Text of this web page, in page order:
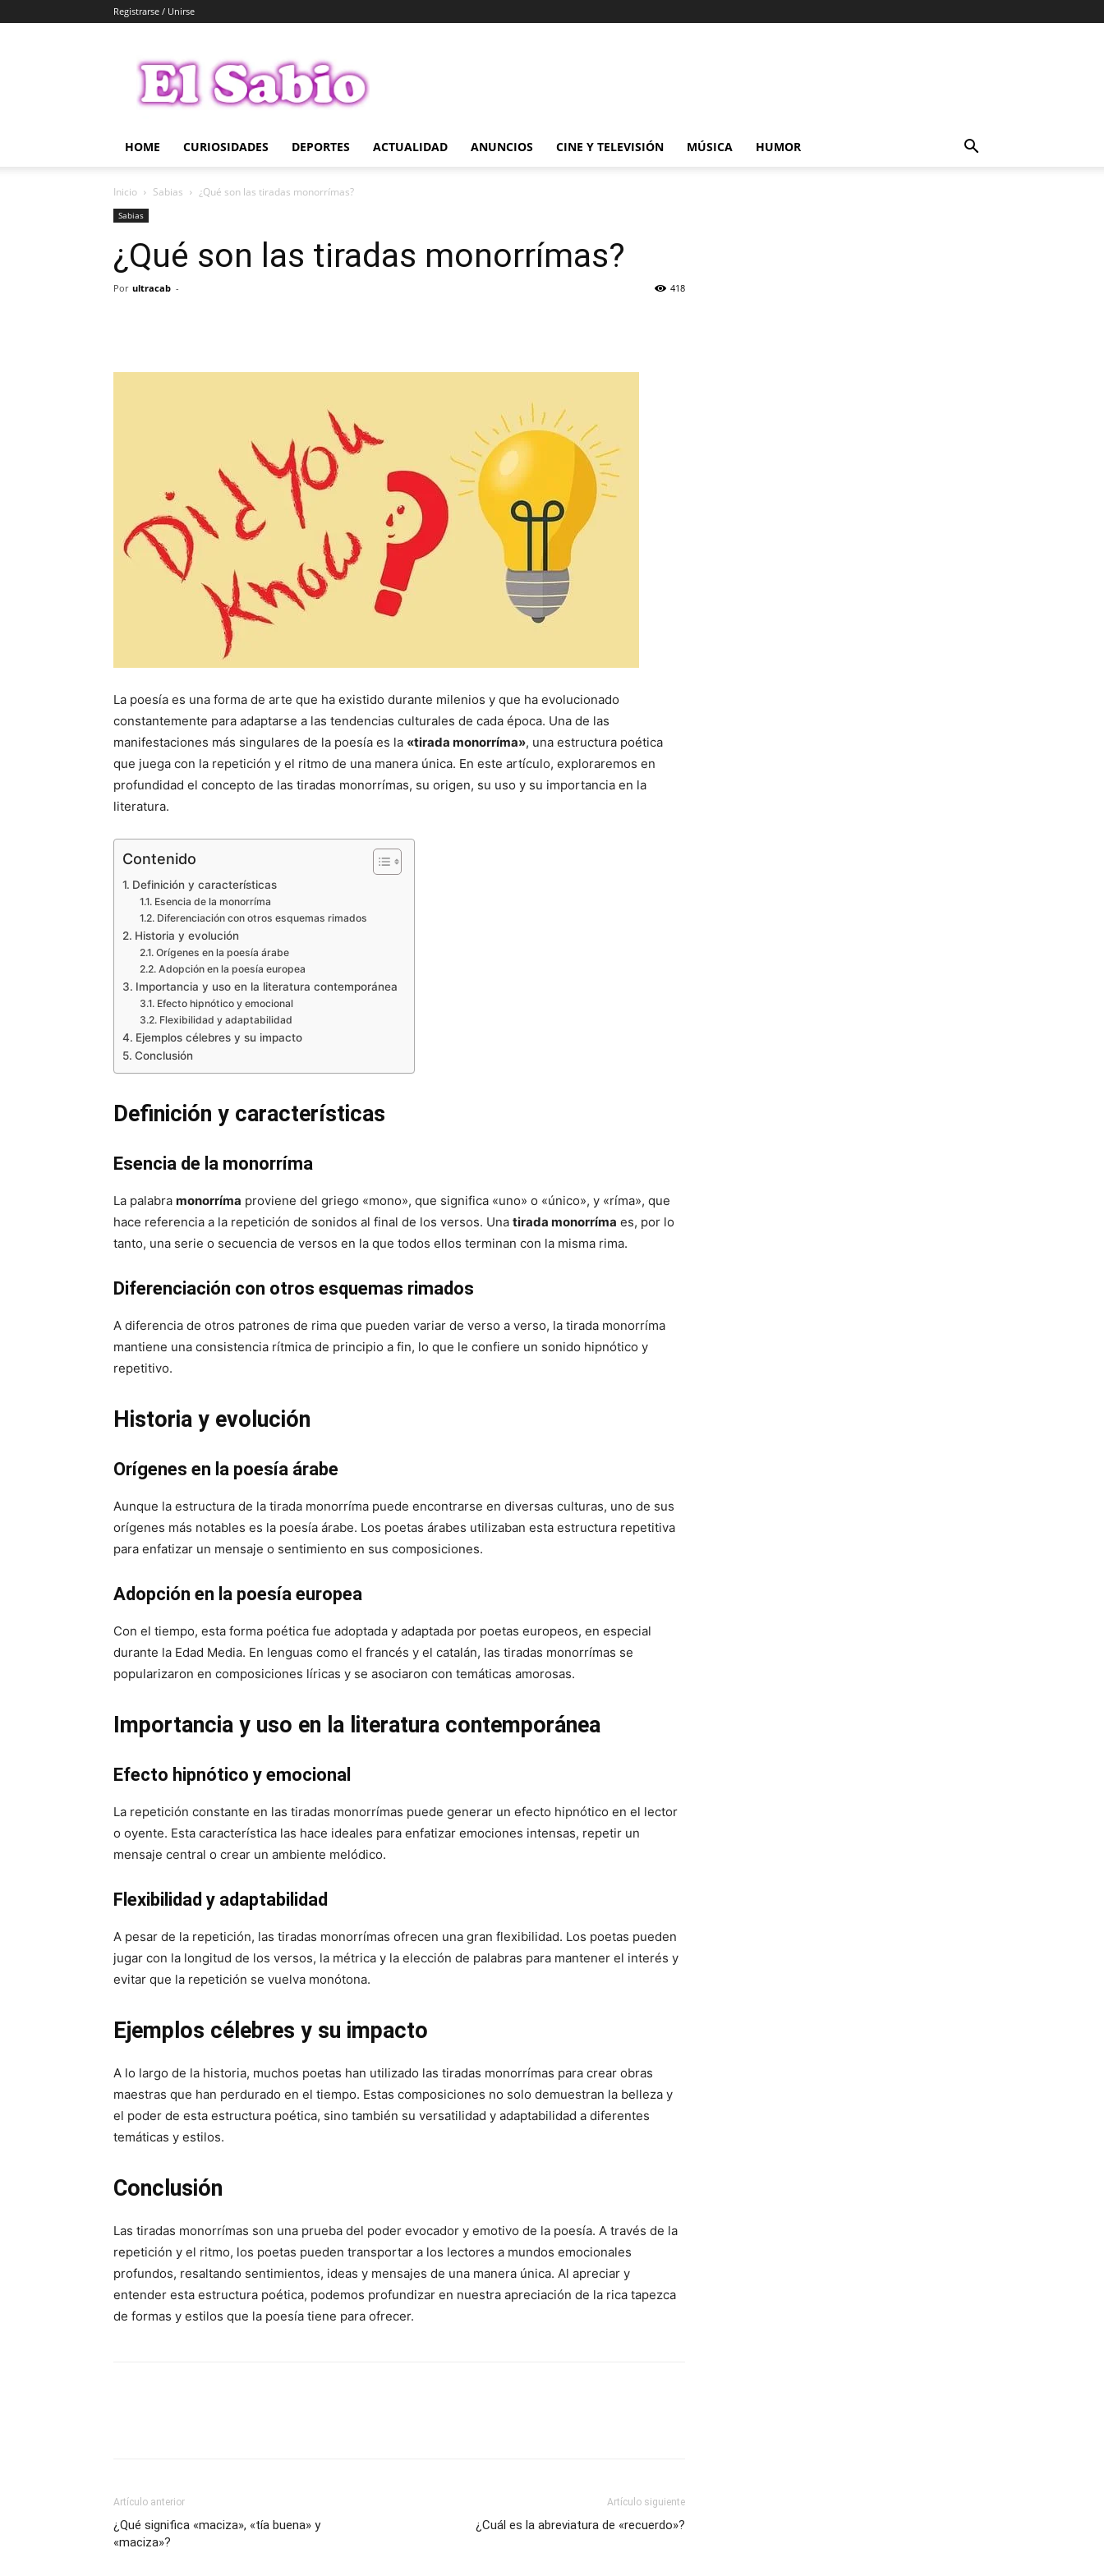
Registrarse / Unirse
Sabio
HOME CURIOSIDADES DEPORTES ACTUALIDAD ANUNCIOS CINE Y TELEVISIÓN MÚSICA HUMOR
Inicio Sabias ¿Qué son las tiradas monorrímas?
Sabias
¿Qué son las tiradas monorrímas?
Por ultracab - 418
La poesía es una forma de arte que ha existido durante milenios y que ha evolucionado
constantemente para adaptarse a las tendencias culturales de cada época. Una de las
manifestaciones más singulares de la poesía es la «tirada monorríma», una estructura poética
que juega con la repetición y el ritmo de una manera única. En este artículo, exploraremos en
profundidad el concepto de las tiradas monorrímas, su origen, su uso y su importancia en la
literatura.
Contenido
Definición y características
Esencia de la monorríma
Diferenciación con otros esquemas rimados
Historia y evolución
Orígenes en la poesía árabe
Adopción en la poesía europea
Importancia y uso en la literatura contemporánea
Efecto hipnótico y emocional
Flexibilidad y adaptabilidad
Ejemplos célebres y su impacto
Conclusión
Definición y características
Esencia de la monorríma
La palabra monorríma proviene del griego «mono», que significa «uno» o «único», y «ríma», que
hace referencia a la repetición de sonidos al final de los versos. Una tirada monorríma es, por lo
tanto, una serie o secuencia de versos en la que todos ellos terminan con la misma rima.
Diferenciación con otros esquemas rimados
A diferencia de otros patrones de rima que pueden variar de verso a verso, la tirada monorríma
mantiene una consistencia rítmica de principio a fin, lo que le confiere un sonido hipnótico y
repetitivo.
Historia y evolución
Orígenes en la poesía árabe
Aunque la estructura de la tirada monorríma puede encontrarse en diversas culturas, uno de sus
orígenes más notables es la poesía árabe. Los poetas árabes utilizaban esta estructura repetitiva
para enfatizar un mensaje o sentimiento en sus composiciones.
Adopción en la poesía europea
Con el tiempo, esta forma poética fue adoptada y adaptada por poetas europeos, en especial
durante la Edad Media. En lenguas como el francés y el catalán, las tiradas monorrímas se
popularizaron en composiciones líricas y se asociaron con temáticas amorosas.
Importancia y uso en la literatura contemporánea
Efecto hipnótico y emocional
La repetición constante en las tiradas monorrímas puede generar un efecto hipnótico en el lector
o oyente. Esta característica las hace ideales para enfatizar emociones intensas, repetir un
mensaje central o crear un ambiente melódico.
Flexibilidad y adaptabilidad
A pesar de la repetición, las tiradas monorrímas ofrecen una gran flexibilidad. Los poetas pueden
jugar con la longitud de los versos, la métrica y la elección de palabras para mantener el interés y
evitar que la repetición se vuelva monótona.
Ejemplos célebres y su impacto
A lo largo de la historia, muchos poetas han utilizado las tiradas monorrímas para crear obras
maestras que han perdurado en el tiempo. Estas composiciones no solo demuestran la belleza y
el poder de esta estructura poética, sino también su versatilidad y adaptabilidad a diferentes
temáticas y estilos.
Conclusión
Las tiradas monorrímas son una prueba del poder evocador y emotivo de la poesía. A través de la
repetición y el ritmo, los poetas pueden transportar a los lectores a mundos emocionales
profundos, resaltando sentimientos, ideas y mensajes de una manera única. Al apreciar y
entender esta estructura poética, podemos profundizar en nuestra apreciación de la rica tapezca
de formas y estilos que la poesía tiene para ofrecer.
Artículo anterior
¿Qué significa «maciza», «tía buena» y
«maciza»?
Artículo siguiente
¿Cuál es la abreviatura de «recuerdo»?